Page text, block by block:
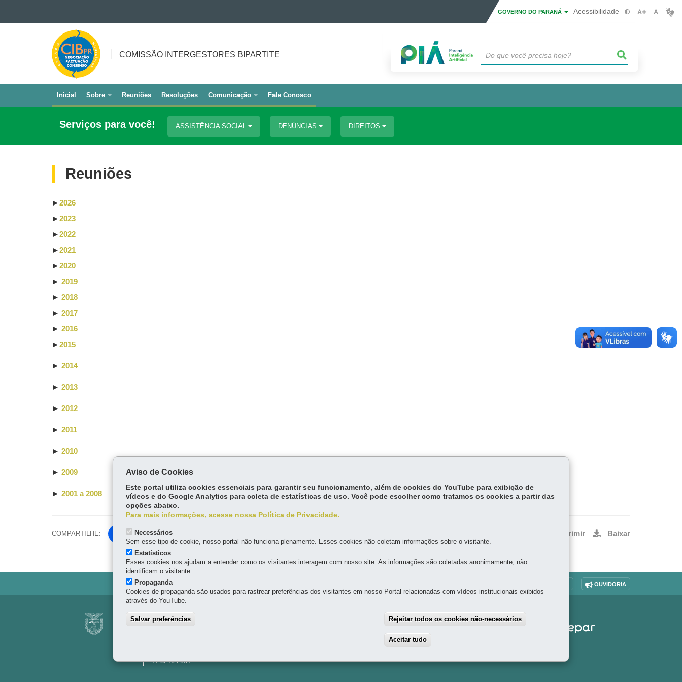
Ir para a navegação
Ir para a busca
Mapa do site
GOVERNO DO PARANÁ Acessibilidade
COMISSÃO
INTERGESTORES
BIPARTITE
COMISSÃO INTERGESTORES BIPARTITE
Navegação
principal
Inicial Sobre Reuniões Resoluções Comunicação Fale Conosco
Serviços para você! ASSISTÊNCIA SOCIAL DENÚNCIAS DIREITOS
Reuniões
►2026
►2023
►2022
►2021
►2020
► 2019
► 2018
► 2017
► 2016
►2015
► 2014
► 2013
► 2012
► 2011
► 2010
► 2009
► 2001 a 2008
COMPARTILHE:
Fa
ce
ok
Tw
itt
er
Imprimir Baixar
OUVIDORIA
Navegação
principal
COMISSÃO INTERGESTORES BIPARTITE - ASSISTÊNCIA SOCIAL
41 3210-2904
Aviso de Cookies
Este portal utiliza cookies essenciais para garantir seu funcionamento, além de cookies do YouTube para exibição de
vídeos e do Google Analytics para coleta de estatísticas de uso. Você pode escolher como tratamos os cookies a partir das
opções abaixo.
Para mais informações, acesse nossa Política de Privacidade.
Necessários
Sem esse tipo de cookie, nosso portal não funciona plenamente. Esses cookies não coletam informações sobre o visitante.
Estatísticos
Esses cookies nos ajudam a entender como os visitantes interagem com nosso site. As informações são coletadas anonimamente, não
identificam o visitante.
Propaganda
Cookies de propaganda são usados para rastrear preferências dos visitantes em nosso Portal relacionadas com vídeos institucionais exibidos
através do YouTube.
Salvar preferências Rejeitar todos os cookies não-necessários
Aceitar tudo